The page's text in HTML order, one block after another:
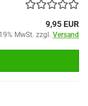
9,95 EUR
MwSt. zzgl. Versand